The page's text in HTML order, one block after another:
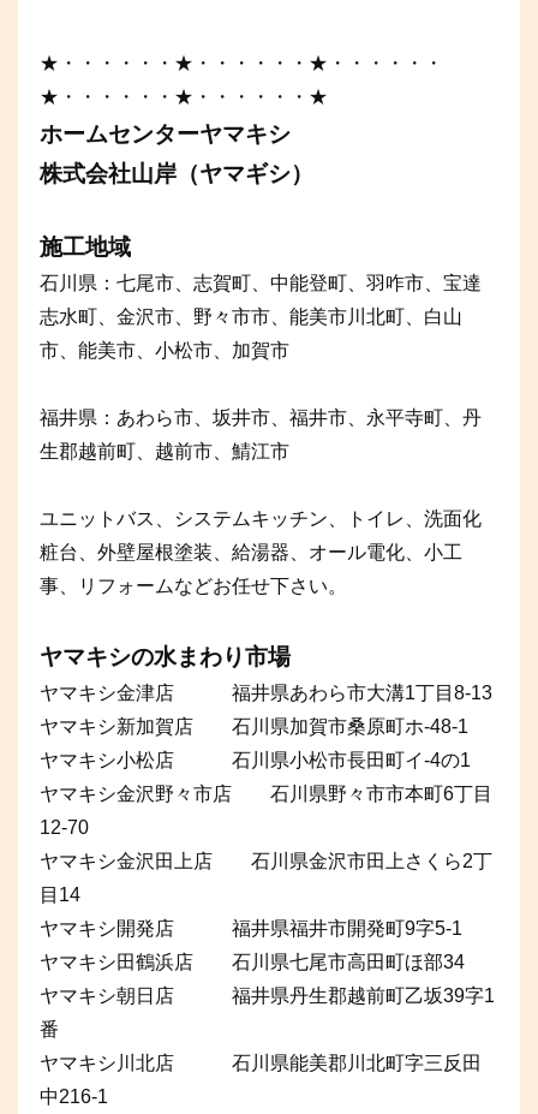
★・・・・・・★・・・・・・★・・・・・・
★・・・・・・★・・・・・・★
ホームセンターヤマキシ
株式会社山岸（ヤマギシ）
施工地域
石川県：七尾市、志賀町、中能登町、羽咋市、宝達
志水町、金沢市、野々市市、能美市川北町、白山
市、能美市、小松市、加賀市
福井県：あわら市、坂井市、福井市、永平寺町、丹
生郡越前町、越前市、鯖江市
ユニットバス、システムキッチン、トイレ、洗面化
粧台、外壁屋根塗装、給湯器、オール電化、小工
事、リフォームなどお任せ下さい。
ヤマキシの水まわり市場
ヤマキシ金津店 福井県あわら市大溝1丁目8-13
ヤマキシ新加賀店 石川県加賀市桑原町ホ-48-1
ヤマキシ小松店 石川県小松市長田町イ-4の1
ヤマキシ金沢野々市店 石川県野々市市本町6丁目
12-70
ヤマキシ金沢田上店 石川県金沢市田上さくら2丁
目14
ヤマキシ開発店 福井県福井市開発町9字5-1
ヤマキシ田鶴浜店 石川県七尾市高田町ほ部34
ヤマキシ朝日店 福井県丹生郡越前町乙坂39字1
番
ヤマキシ川北店 石川県能美郡川北町字三反田
中216-1